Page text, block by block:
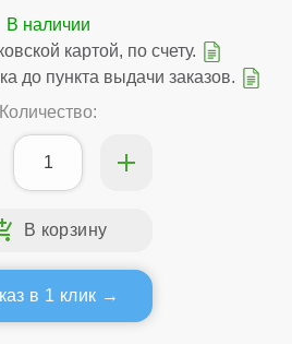
картой, по счету.
до пункта выдачи заказов.
Количество:
в 1 клик